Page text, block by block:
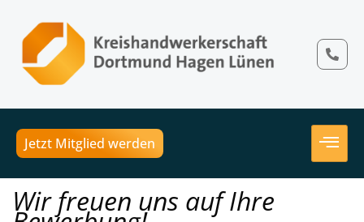
Jetzt Mitglied werden
Wir freuen uns auf Ihre